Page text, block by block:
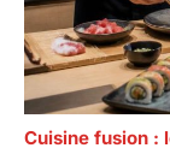
Cuisine fusion :